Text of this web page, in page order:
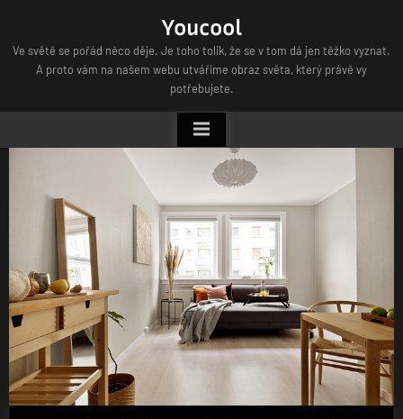
content
Youcool
Ve světě se pořád něco děje. Je toho tolik, že se v tom dá jen těžko vyznat.
A proto vám na našem webu utváříme obraz světa, který právě vy
potřebujete.